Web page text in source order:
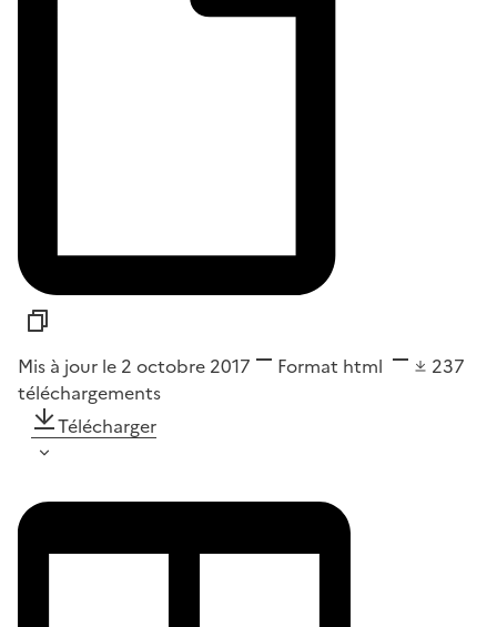
Mis à jour le 2 octobre 2017 Format html
237
téléchargements
Télécharger